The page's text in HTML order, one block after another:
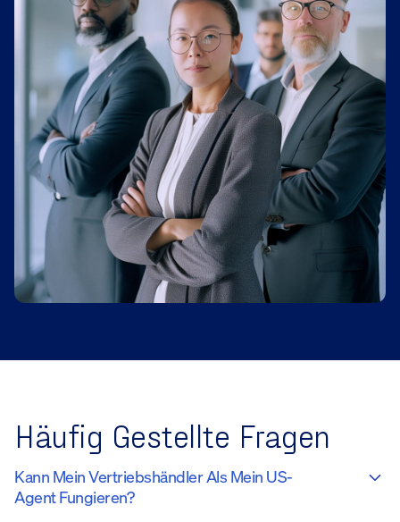
Häufig Gestellte Fragen
Kann Mein Vertriebshändler Als Mein US-
Agent Fungieren?